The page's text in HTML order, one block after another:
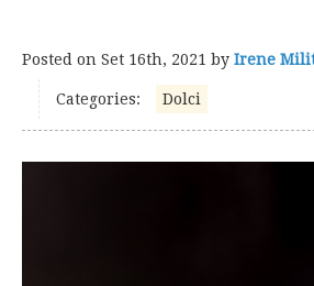
Posted on Set 16th, 2021 by Irene
Categories: Dolci